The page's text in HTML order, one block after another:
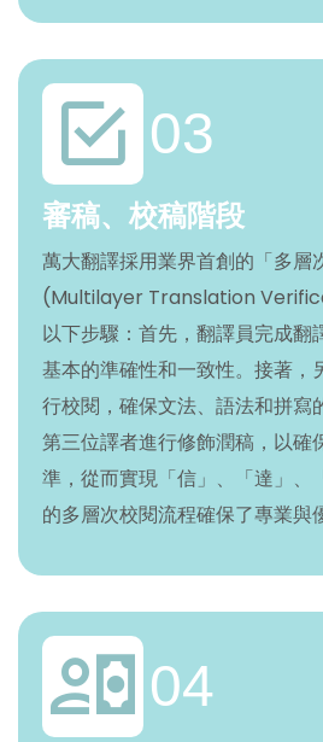
03
審稿、校稿階段
萬大翻譯採用業界首創的「多層
(Multilayer Translation
以下步驟：首先，翻譯員完成翻
基本的準確性和一致性。接著，
行校閱，確保文法、語法和拼寫
第三位譯者進行修飾潤稿，以確
準，從而實現「信」、「達」、
的多層次校閱流程確保了專業與
04